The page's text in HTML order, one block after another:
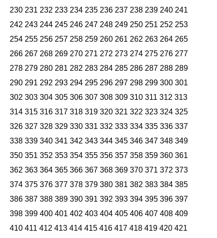
230 231 232 233 234 235 236 237 238 239 240 241
242 243 244 245 246 247 248 249 250 251 252 253
254 255 256 257 258 259 260 261 262 263 264 265
266 267 268 269 270 271 272 273 274 275 276 277
278 279 280 281 282 283 284 285 286 287 288 289
290 291 292 293 294 295 296 297 298 299 300 301
302 303 304 305 306 307 308 309 310 311 312 313
314 315 316 317 318 319 320 321 322 323 324 325
326 327 328 329 330 331 332 333 334 335 336 337
338 339 340 341 342 343 344 345 346 347 348 349
350 351 352 353 354 355 356 357 358 359 360 361
362 363 364 365 366 367 368 369 370 371 372 373
374 375 376 377 378 379 380 381 382 383 384 385
386 387 388 389 390 391 392 393 394 395 396 397
398 399 400 401 402 403 404 405 406 407 408 409
410 411 412 413 414 415 416 417 418 419 420 421